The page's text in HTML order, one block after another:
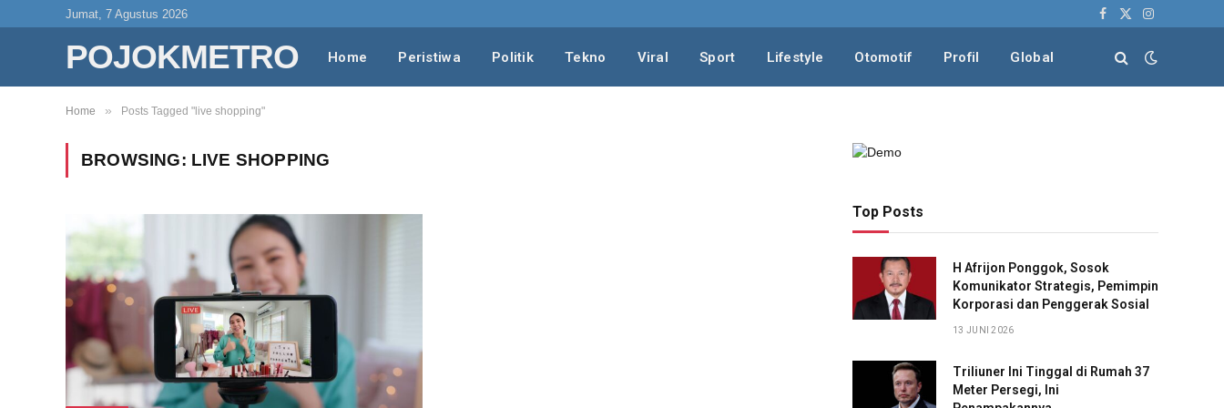
Jumat, 7 Agustus 2026
Facebook
X
Instagram
POJOKMETRO Home Peristiwa Politik Tekno Viral Sport Lifestyle Otomotif Profil Global
Home » Posts Tagged "live shopping"
BROWSING: LIVE SHOPPING
Top Posts
H Afrijon Ponggok, Sosok
Komunikator Strategis, Pemimpin
Korporasi dan Penggerak Sosial
13 JUNI 2026
Triliuner Ini Tinggal di Rumah 37
Meter Persegi, Ini